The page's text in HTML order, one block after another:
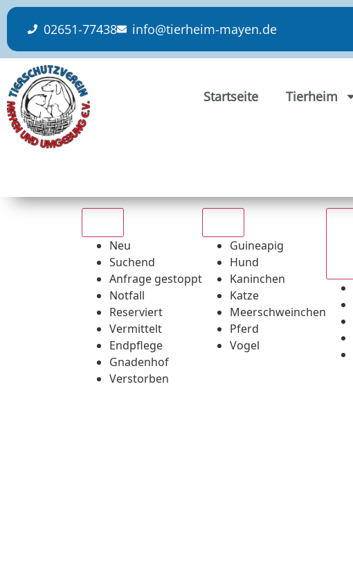
content
02651-77438 info@tierheim-mayen.de
Startseite Tierheim
Neu
Suchend
Anfrage gestoppt
Notfall
Reserviert
Vermittelt
Endpflege
Gnadenhof
Verstorben
Guineapig
Hund
Kaninchen
Katze
Meerschweinchen
Pferd
Vogel